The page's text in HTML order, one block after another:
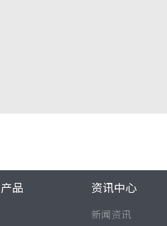
品 资讯中心
新闻资讯